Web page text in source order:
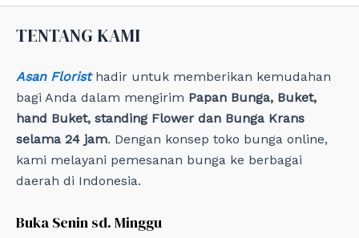
i
s
TENTANG KAMI
Asan Floristhadir untuk memberikan kemudahan
bagi Anda dalam mengirim Papan Bunga, Buket,
hand Buket, standing Flower dan Bunga Krans
selama 24 jam. Dengan konsep toko bunga online,
kami melayani pemesanan bunga ke berbagai
daerah di Indonesia.
Buka Senin sd. Minggu